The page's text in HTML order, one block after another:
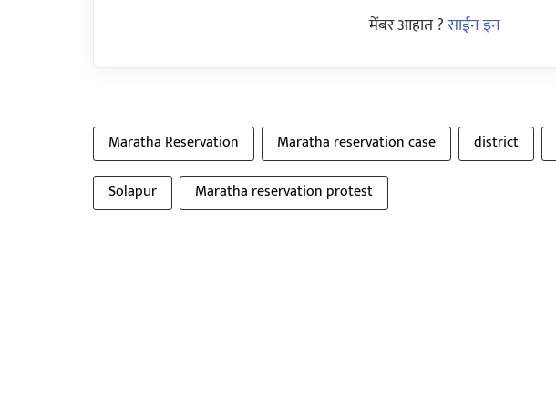
मेंबर आहात ?साईन इन
Maratha Reservation Maratha reservation case district
Solapur
Maratha reservation protest